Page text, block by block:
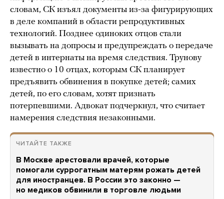
словам, СК изъял документы из-за фигурирующих
в деле компаний в области репродуктивных
технологий. Позднее одиноких отцов стали
вызывать на допросы и предупреждать о передаче
детей в интернаты на время следствия. Трунову
известно о 10 отцах, которым СК планирует
предъявить обвинения в покупке детей; самих
детей, по его словам, хотят признать
потерпевшими. Адвокат подчеркнул, что считает
намерения следствия незаконными.
ЧИТАЙТЕ ТАКЖЕ
В Москве арестовали врачей, которые
помогали суррогатным матерям рожать детей
для иностранцев. В России это законно —
но медиков обвинили в торговле людьми